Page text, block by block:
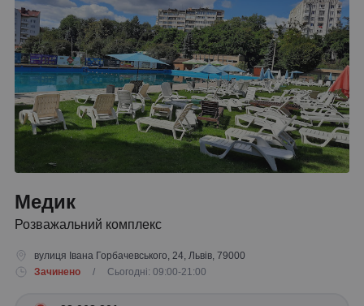
Медик
Розважальний комплекс
вулиця Івана Горбачевського, 24, Львів, 79000
Зачинено
/ Сьогодні: 09:00-21:00